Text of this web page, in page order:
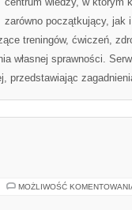
zarówno początkujący, jak
treningów, ćwiczeń,
własnej sprawności.
przedstawiając
MOŻLIWOŚĆ